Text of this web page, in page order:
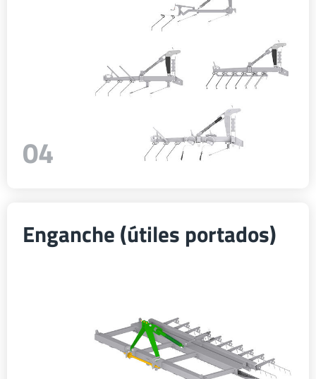
04
Enganche (útiles portados)